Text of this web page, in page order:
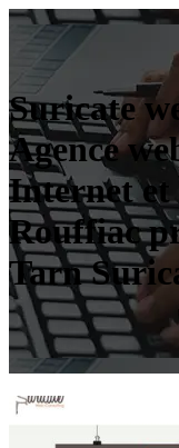
Suricate
Agence
Internet et
Rouffiac
Tarn